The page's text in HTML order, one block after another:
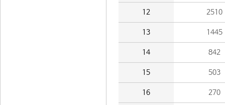
12 2510
13 1445
14 842
15 503
16 270